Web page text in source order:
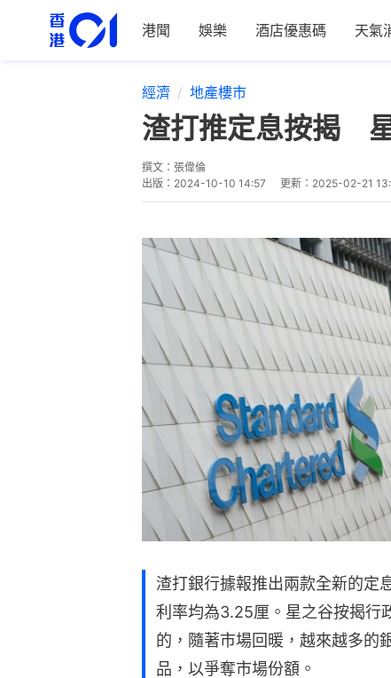
港聞 娛樂 酒店優惠碼 天氣
經濟 地產樓市
渣打推定息按揭
撰文： 張偉倫
出版： 2024-10-10 14:57 更新： 2025-02-21
渣打銀行據報推出兩款全新的定
利率均為3.25厘。星之谷按揭行
的，隨著市場回暖，越來越多的
品，以爭奪市場份額。